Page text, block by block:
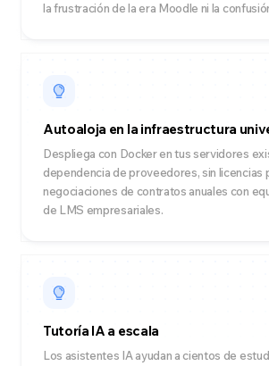
la frustración de la era Moodle ni la
Autoaloja en la infraestructura
Despliega con Docker en tus servidores
dependencia de proveedores, sin licencias
negociaciones de contratos anuales con
de LMS empresariales.
Tutoría IA a escala
Los asistentes IA ayudan a cientos de